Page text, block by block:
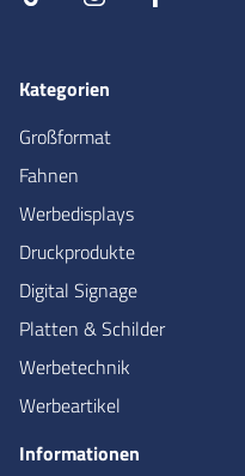
Kategorien
Großformat
Fahnen
Werbedisplays
Druckprodukte
Digital Signage
Platten & Schilder
Werbetechnik
Werbeartikel
Informationen